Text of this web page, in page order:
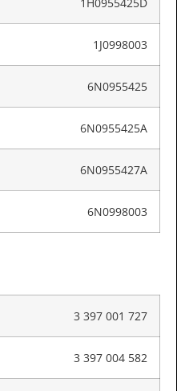
1J0998003
6N0955425
6N0955425A
6N0955427A
6N0998003
3 397 001 727
3 397 004 582